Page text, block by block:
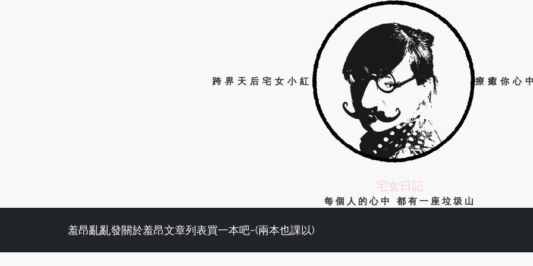
跨界天后宅女小紅 療癒你心
宅女日記
每個人的心中 都有一座垃圾山
羞昂亂亂發關於羞昂文章列表買一本吧~(兩本也課以)